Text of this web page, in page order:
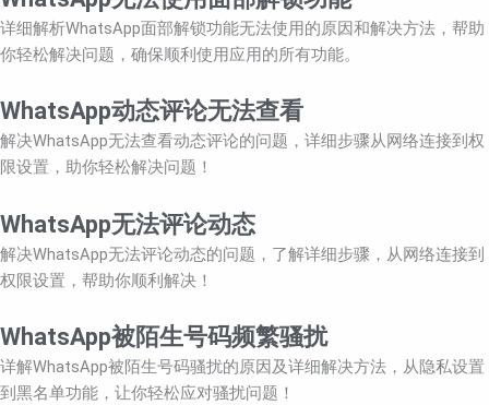
详细解析WhatsApp面部解锁功能无法使用的原因和解决方法，帮助
你轻松解决问题，确保顺利使用应用的所有功能。
WhatsApp动态评论无法查看
解决WhatsApp无法查看动态评论的问题，详细步骤从网络连接到权
限设置，助你轻松解决问题！
WhatsApp无法评论动态
解决WhatsApp无法评论动态的问题，了解详细步骤，从网络连接到
权限设置，帮助你顺利解决！
WhatsApp被陌生号码频繁骚扰
详解WhatsApp被陌生号码骚扰的原因及详细解决方法，从隐私设置
到黑名单功能，让你轻松应对骚扰问题！